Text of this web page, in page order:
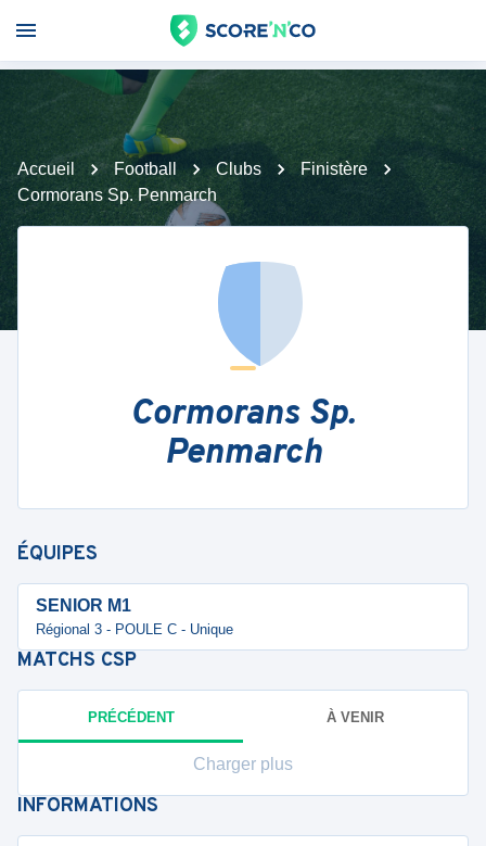
Accueil Football Clubs
Finistère
Cormorans Sp. Penmarch
Cormorans Sp.
Penmarch
ÉQUIPES
SENIOR M1
Régional 3 - POULE C - Unique
MATCHS CSP
PRÉCÉDENT À VENIR
Charger plus
INFORMATIONS